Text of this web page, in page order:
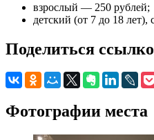
взрослый — 250 рублей;
детский (от 7 до 18
Поделиться
Фотографии места